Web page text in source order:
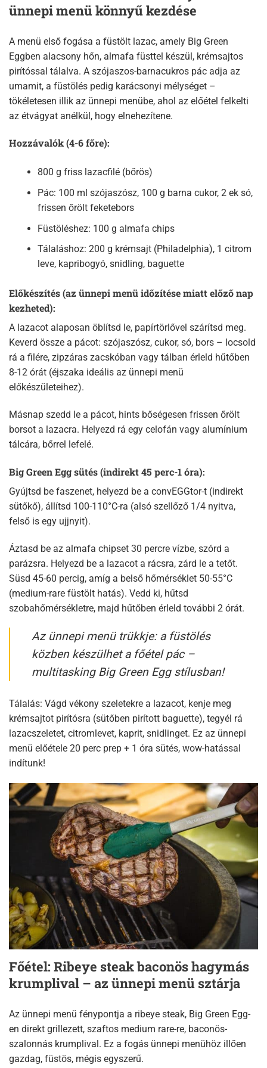
ünnepi menü könnyű kezdése
A menü első fogása a füstölt lazac, amely Big Green
Eggben alacsony hőn, almafa füsttel készül, krémsajtos
pirítóssal tálalva. A szójaszos-barnacukros pác adja az
umamit, a füstölés pedig karácsonyi mélységet –
tökéletesen illik az ünnepi menübe, ahol az előétel felkelti
az étvágyat anélkül, hogy elnehezítene.​
Hozzávalók (4-6 főre):
800 g friss lazacfilé (bőrös)
Pác: 100 ml szójaszósz, 100 g barna cukor, 2 ek só,
frissen őrölt feketebors
Füstöléshez: 100 g almafa chips
Tálaláshoz: 200 g krémsajt (Philadelphia), 1 citrom
leve, kapribogyó, snidling, baguette
Előkészítés (az ünnepi menü időzítése miatt előző nap
kezheted):
A lazacot alaposan öblítsd le, papírtörlővel szárítsd meg.
Keverd össze a pácot: szójaszósz, cukor, só, bors – locsold
rá a filére, zipzáras zacskóban vagy tálban érleld hűtőben
8-12 órát (éjszaka ideális az ünnepi menü
előkészületeihez).​
Másnap szedd le a pácot, hints bőségesen frissen őrölt
borsot a lazacra. Helyezd rá egy celofán vagy alumínium
tálcára, bőrrel lefelé.
Big Green Egg sütés (indirekt 45 perc-1 óra):
Gyújtsd be faszenet, helyezd be a convEGGtor-t (indirekt
sütőkő), állítsd 100-110°C-ra (alsó szellőző 1/4 nyitva,
felső is egy ujjnyit).​
Áztasd be az almafa chipset 30 percre vízbe, szórd a
parázsra. Helyezd be a lazacot a rácsra, zárd le a tetőt.
Süsd 45-60 percig, amíg a belső hőmérséklet 50-55°C
(medium-rare füstölt hatás). Vedd ki, hűtsd
szobahőmérsékletre, majd hűtőben érleld további 2 órát.​
Az ünnepi menü trükkje: a füstölés
közben készülhet a főétel pác –
multitasking Big Green Egg stílusban!
Tálalás: Vágd vékony szeletekre a lazacot, kenje meg
krémsajtot pirítósra (sütőben pirított baguette), tegyél rá
lazacszeletet, citromlevet, kaprit, snidlinget. Ez az ünnepi
menü előétele 20 perc prep + 1 óra sütés, wow-hatással
indítunk!
Főétel: Ribeye steak baconös hagymás
krumplival – az ünnepi menü sztárja
Az ünnepi menü fénypontja a ribeye steak, Big Green Egg-
en direkt grillezett, szaftos medium rare-re, baconös-
szalonnás krumplival. Ez a fogás ünnepi menühöz illően
gazdag, füstös, mégis egyszerű.